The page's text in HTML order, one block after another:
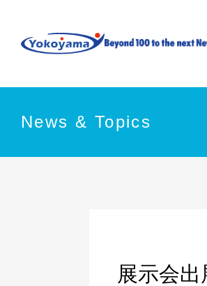
News & Topics
展示会